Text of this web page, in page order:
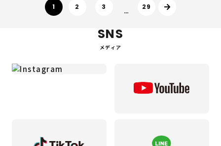
1 2 3
…
29
SNS
メディア